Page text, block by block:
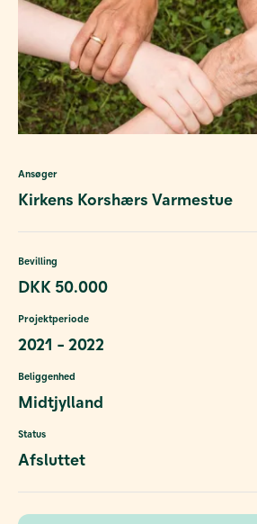
Ansøger
Kirkens Korshærs Varmestue
Bevilling
DKK 50.000
Projektperiode
2021 - 2022
Beliggenhed
Midtjylland
Status
Afsluttet